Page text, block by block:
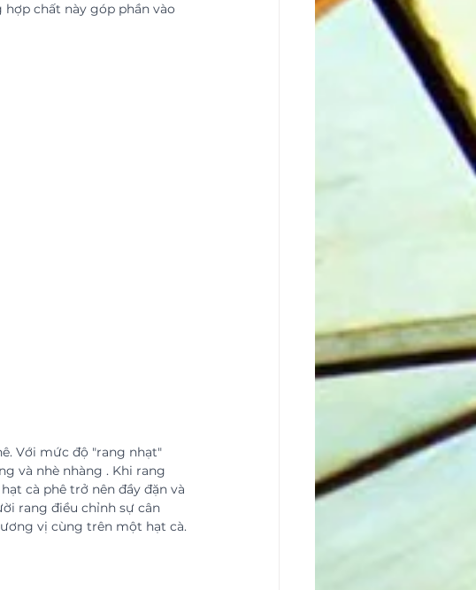
chất này góp phần vào
Với mức độ "rang nhạt"
và nhè nhàng . Khi rang
cà phê trở nên đầy đặn và
rang điều chỉnh sự cân
vị cùng trên một hạt cà.